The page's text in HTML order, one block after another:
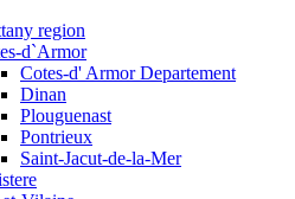
region
d`Armor
Cotes-d' Armor Departement
Dinan
Plouguenast
Pontrieux
Saint-Jacut-de-la-Mer